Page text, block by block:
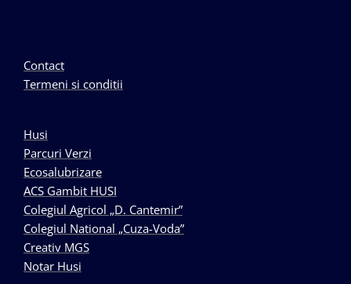
Contact
Termeni si conditii
Husi
Parcuri Verzi
Ecosalubrizare
ACS Gambit HUSI
Colegiul Agricol „D. Cantemir”
Colegiul National „Cuza-Voda”
Creativ MGS
Notar Husi